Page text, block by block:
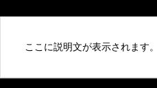
ここに説明文が表示されます。